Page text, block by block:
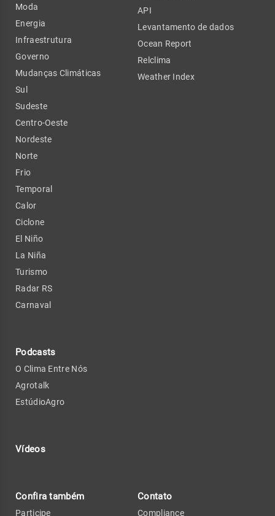
Moda
Energia
Infraestrutura
Governo
Mudanças Climáticas
Sul
Sudeste
Centro-Oeste
Nordeste
Norte
Frio
Temporal
Calor
Ciclone
El Niño
La Niña
Turismo
Radar RS
Carnaval
Podcasts
O Clima Entre Nós
Agrotalk
EstúdioAgro
Vídeos
API
Levantamento de dados
Ocean Report
Relclima
Weather Index
Confira também
Participe
Contato
Compliance